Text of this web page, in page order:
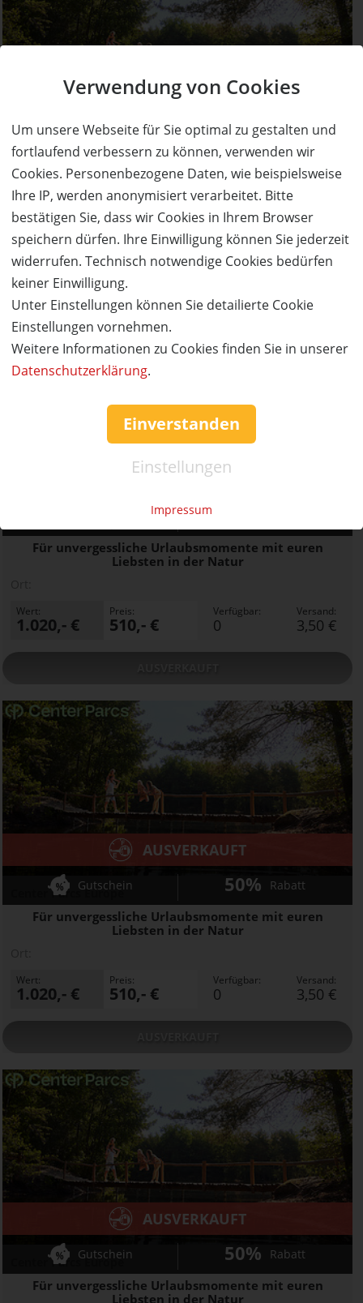
Verwendung von Cookies
Um unsere Webseite für Sie optimal zu gestalten und
fortlaufend verbessern zu können, verwenden wir
Cookies. Personenbezogene Daten, wie beispielsweise
Ihre IP, werden anonymisiert verarbeitet. Bitte
bestätigen Sie, dass wir Cookies in Ihrem Browser
speichern dürfen. Ihre Einwilligung können Sie jederzeit
widerrufen. Technisch notwendige Cookies bedürfen
keiner Einwilligung.
Unter Einstellungen können Sie detailierte Cookie
Einstellungen vornehmen.
Weitere Informationen zu Cookies finden Sie in unserer
Datenschutzerklärung.
Einverstanden
Einstellungen
Impressum
Center Parcs Europe
Für unvergessliche Urlaubsmomente mit euren
Liebsten in der Natur
Gutschein 50% Rabatt
Ort:
Wert:
1.020,- €
Preis:
510,- €
Verfügbar:
0
Versand:
3,50 €
AUSVERKAUFT
Für unvergessliche Urlaubsmomente mit euren
Liebsten in der Natur
AUSVERKAUFT
Wert:
1.020,- €
Preis:
510,- €
Verfügbar:
0
Versand:
3,50 €
Center Parcs Europe
Für unvergessliche Urlaubsmomente mit euren
Liebsten in der Natur
AUSVERKAUFT
Gutschein 50% Rabatt
Wert:
1.020,- €
Preis:
510,- €
Verfügbar:
0
Versand:
3,50 €
Center Parcs Europe
Für unvergessliche Urlaubsmomente mit euren
Liebsten in der Natur
AUSVERKAUFT
Gutschein 50% Rabatt